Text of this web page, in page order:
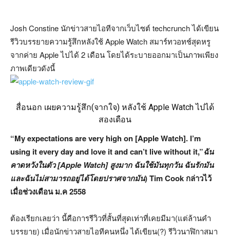
Josh Constine นักข่าวสายไอทีจากเว็บไซต์ techcrunch ได้เขียน
รีวิวบรรยายความรู้สึกหลังใช้ Apple Watch สมาร์ทวอทช์สุดหรู
จากค่าย Apple ไปได้ 2 เดือน โดยได้ระบายออกมาเป็นภาพเพียง
ภาพเดียวดังนี้
สื่อนอก เผยความรู้สึก(จากใจ) หลังใช้ Apple Watch ไปได้
สองเดือน
“My expectations are very high on [Apple Watch]. I’m
using it every day and love it and can’t live without it,”ฉัน
คาดหวังในตัว [Apple Watch] สูงมาก ฉันใช้มันทุกวัน ฉันรักมัน
และฉันไม่สามารถอยู่ได้โดยปราศจากมัน) Tim Cook กล่าวไว้
เมื่อช่วงเดือน ม.ค 2558
ต้องเรียกเลยว่า นี้คือการรีวิวที่สั้นที่สุดเท่าที่เคยมีมา(แต่ล้านคำ
บรรยาย) เมื่อนักข่าวสายไอทีคนหนึ่ง ได้เขียน(?) รีวิวนาฬิกาสมา